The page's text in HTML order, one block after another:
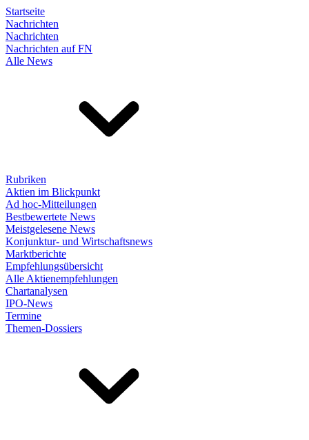
Startseite
Nachrichten
Nachrichten
Nachrichten auf FN
Alle News
Rubriken
Aktien im Blickpunkt
Ad hoc-Mitteilungen
Bestbewertete News
Meistgelesene News
Konjunktur- und Wirtschaftsnews
Marktberichte
Empfehlungsübersicht
Alle Aktienempfehlungen
Chartanalysen
IPO-News
Termine
Themen-Dossiers